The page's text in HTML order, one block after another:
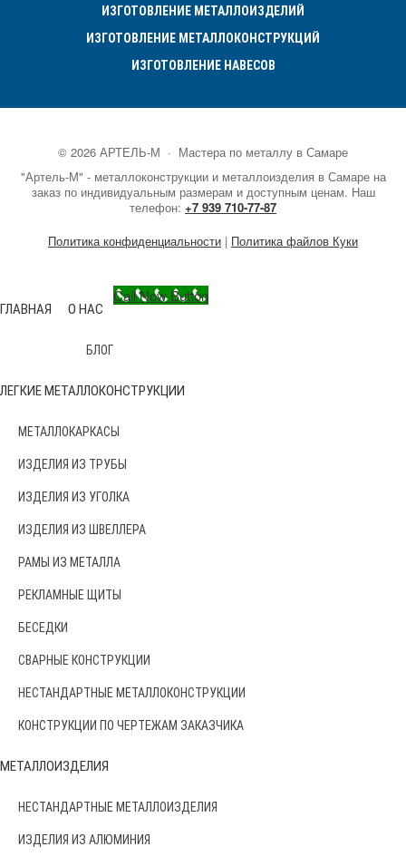
ИЗГОТОВЛЕНИЕ МЕТАЛЛОИЗДЕЛИЙ
ИЗГОТОВЛЕНИЕ МЕТАЛЛОКОНСТРУКЦИЙ
ИЗГОТОВЛЕНИЕ НАВЕСОВ
© 2026 АРТЕЛЬ-М · Мастера по металлу в Самаре
"Артель-М" - металлоконструкции и металлоизделия в Самаре на
заказ по индивидуальным размерам и доступным ценам. Наш
телефон: +7 939 710-77-87
Политика конфиденциальности | Политика файлов Куки
ГЛАВНАЯ О НАС
БЛОГ
ЛЕГКИЕ МЕТАЛЛОКОНСТРУКЦИИ
МЕТАЛЛОКАРКАСЫ
ИЗДЕЛИЯ ИЗ ТРУБЫ
ИЗДЕЛИЯ ИЗ УГОЛКА
ИЗДЕЛИЯ ИЗ ШВЕЛЛЕРА
РАМЫ ИЗ МЕТАЛЛА
РЕКЛАМНЫЕ ЩИТЫ
БЕСЕДКИ
СВАРНЫЕ КОНСТРУКЦИИ
НЕСТАНДАРТНЫЕ МЕТАЛЛОКОНСТРУКЦИИ
КОНСТРУКЦИИ ПО ЧЕРТЕЖАМ ЗАКАЗЧИКА
МЕТАЛЛОИЗДЕЛИЯ
НЕСТАНДАРТНЫЕ МЕТАЛЛОИЗДЕЛИЯ
ИЗДЕЛИЯ ИЗ АЛЮМИНИЯ
Call Now Button